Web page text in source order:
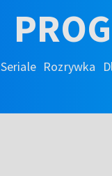
Seriale Rozrywka